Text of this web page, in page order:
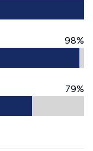
98%
79%